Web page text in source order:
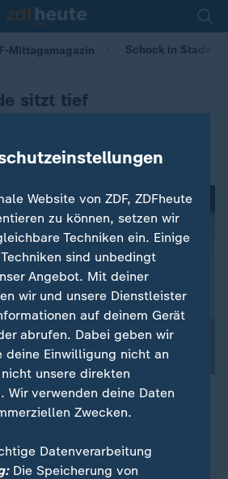
Mittagsmagazin Schock in Stade
sitzt tief
Mann in einer Kinder- und
Menschen - alle Getöteten
Als Auslöser vermuten die
Sorgerechtsstreit.
Website von ZDF, ZDFheute
zu können, setzen wir
Techniken ein. Einige
sind unbedingt
Angebot. Mit deiner
wir und unsere Dienstleister
auf deinem Gerät
abrufen. Dabei geben wir
deine Einwilligung nicht an
unsere direkten
Wir verwenden deine Daten
Zwecken.
Datenverarbeitung
Die Speicherung von